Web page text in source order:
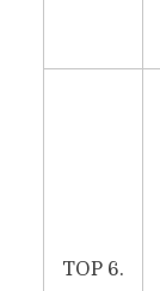
TOP 6.